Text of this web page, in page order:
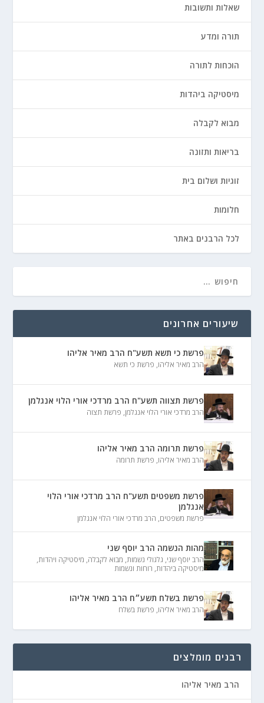
שאלות ותשובות
תורה ומדע
הוכחות לתורה
מיסטיקה ביהדות
מבוא לקבלה
בריאות ותזונה
זוגיות ושלום בית
חלומות
לכל הרבנים באתר
שיעורים אחרונים
פרשת כי תשא תשע"ח הרב מאיר אליהו
הרב מאיר אליהו, פרשת כי תשא
פרשת תצווה תשע"ח הרב מרדכי אורי הלוי אנגלמן
הרב מרדכי אורי הלוי אנגלמן, פרשת תצוה
פרשת תרומה הרב מאיר אליהו
הרב מאיר אליהו, פרשת תרומה
פרשת משפטים תשע"ח הרב מרדכי אורי הלוי
אנגלמן
פרשת משפטים, הרב מרדכי אורי הלוי אנגלמן
מהות הנשמה הרב יוסף שני
הרב יוסף שני, גלגולי נשמות, מבוא לקבלה, מיסטיקה ויהדות,
מיסטיקה ביהדות, רוחות ונשמות
פרשת בשלח תשע״ח הרב מאיר אליהו
הרב מאיר אליהו, פרשת בשלח
רבנים מומלצים
הרב מאיר אליהו